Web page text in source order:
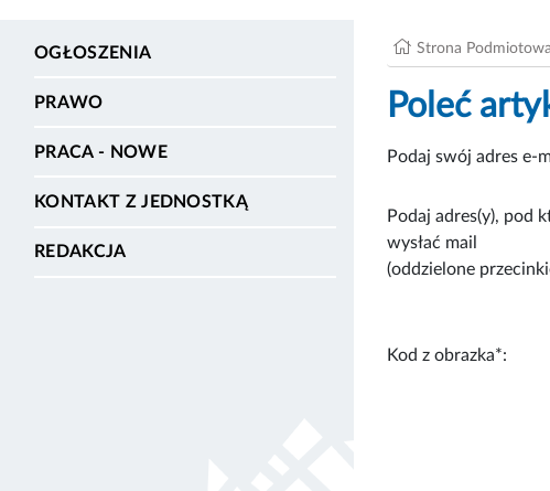
OGŁOSZENIA
PRAWO
PRACA - NOWE
KONTAKT Z JEDNOSTKĄ
REDAKCJA
Strona Podmiotowa
Poleć
Podaj swój adres e-
Podaj adres(y), pod
wysłać mail
(oddzielone
Kod z obrazka*: